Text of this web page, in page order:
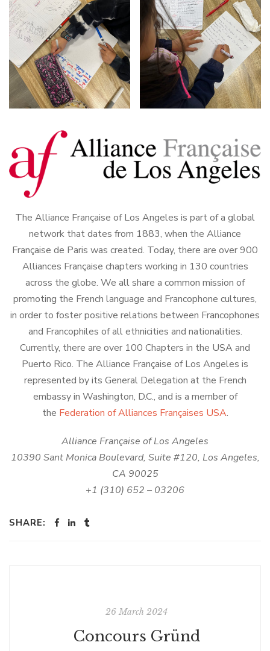
The Alliance Française of Los Angeles is part of a global
network that dates from 1883, when the Alliance
Française de Paris was created. Today, there are over 900
Alliances Française chapters working in 130 countries
across the globe. We all share a common mission of
promoting the French language and Francophone cultures,
in order to foster positive relations between Francophones
and Francophiles of all ethnicities and nationalities.
Currently, there are over 100 Chapters in the USA and
Puerto Rico. The Alliance Française of Los Angeles is
represented by its General Delegation at the French
embassy in Washington, D.C., and is a member of
the Federation of Alliances Françaises USA.
Alliance Française of Los Angeles
10390 Sant Monica Boulevard, Suite #120, Los Angeles,
CA 90025
+1 (310) 652 – 03206
SHARE:
26 March 2024
Concours Gründ